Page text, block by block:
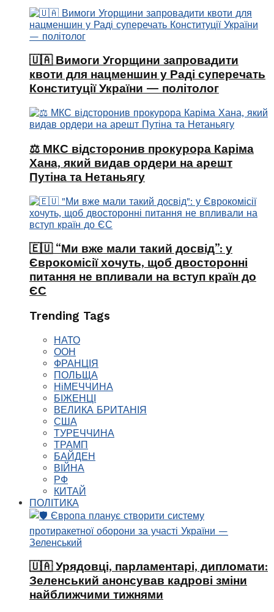
🇺🇦 Вимоги Угорщини запровадити
квоти для нацменшин у Раді суперечать
Конституції України — політолог
⚖️ МКС відсторонив прокурора Каріма
Хана, який видав ордери на арешт
Путіна та Нетаньягу
🇪🇺 “Ми вже мали такий досвід”: у
Єврокомісії хочуть, щоб двосторонні
питання не впливали на вступ країн до
ЄС
Trending Tags
НАТО
ООН
ФРАНЦІЯ
ПОЛЬЩА
НіМЕЧЧИНА
БІЖЕНЦІ
ВЕЛИКА БРИТАНІЯ
США
ТУРЕЧЧИНА
ТРАМП
БАЙДЕН
ВІЙНА
РФ
КИТАЙ
ПОЛІТИКА
🇺🇦 Урядовці, парламентарі, дипломати:
Зеленський анонсував кадрові зміни
найближчими тижнями